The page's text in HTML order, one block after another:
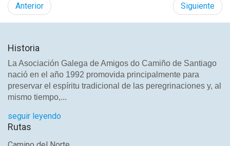
Anterior Siguiente
Historia
La Asociación Galega de Amigos do Camiño de Santiago
nació en el año 1992 promovida principalmente para
preservar el espíritu tradicional de las peregrinaciones y, al
mismo tiempo,...
seguir leyendo
Rutas